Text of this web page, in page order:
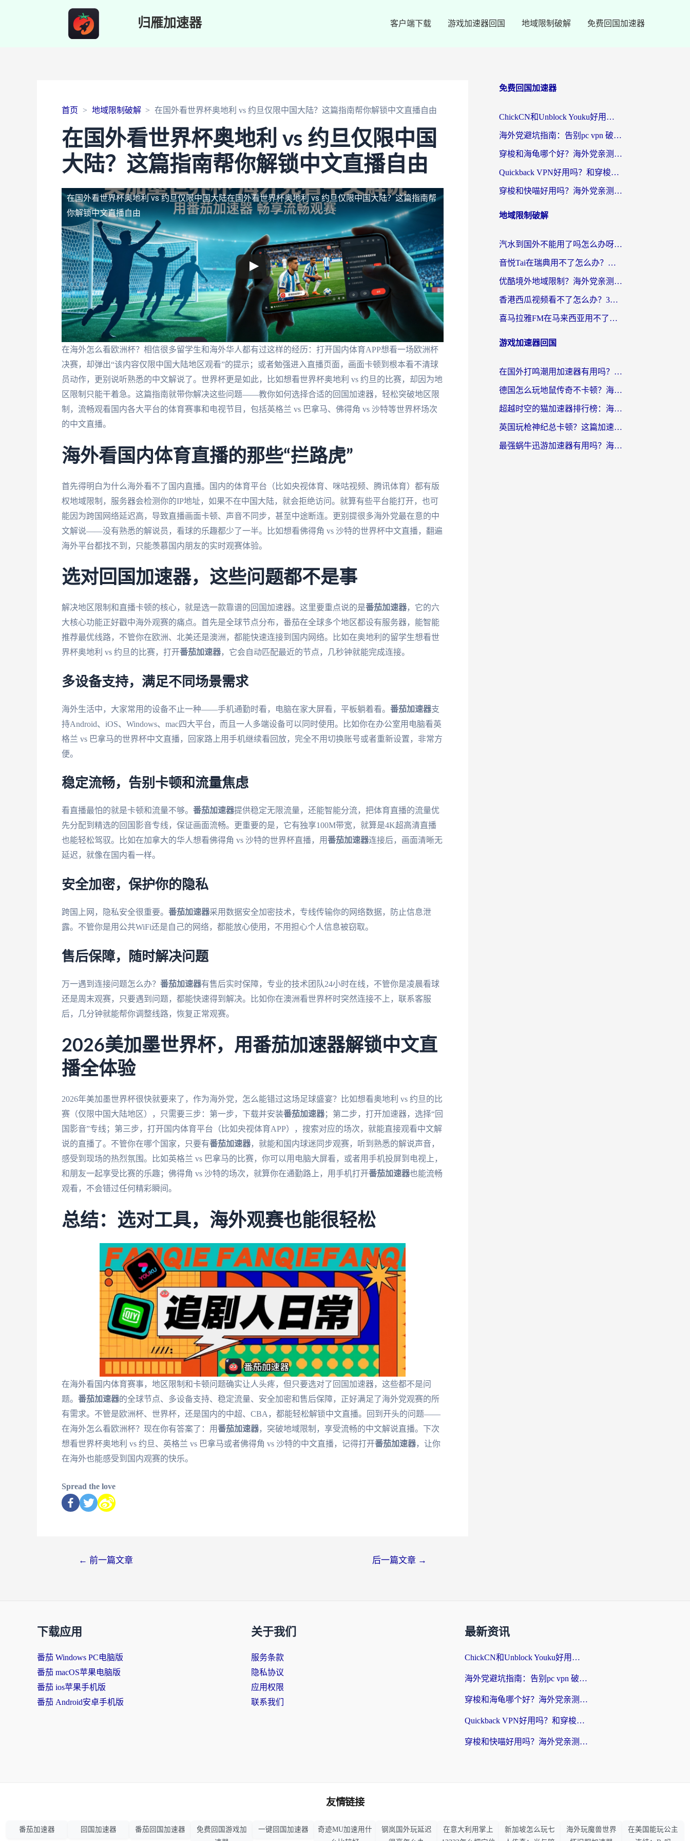
归雁加速器 客户端下载 游戏加速器回国 地域限制破解 免费回国加速器
首页 地域限制破解 在国外看世界杯奥地利 vs 约旦仅限中国大陆？这篇指南帮你解锁中文直播自由
在国外看世界杯奥地利 vs 约旦仅限中国
大陆？这篇指南帮你解锁中文直播自由
在国外看世界杯奥地利 vs 约旦仅限中国大陆在国外看世界杯奥地利 vs 约旦仅限中国大陆？这篇指南帮
你解锁中文直播自由
在海外怎么看欧洲杯？相信很多留学生和海外华人都有过这样的经历：打开国内体育APP想看一场欧洲杯
决赛，却弹出“该内容仅限中国大陆地区观看”的提示；或者勉强进入直播页面，画面卡顿到根本看不清球
员动作，更别说听熟悉的中文解说了。世界杯更是如此，比如想看世界杯奥地利 vs 约旦的比赛，却因为地
区限制只能干着急。这篇指南就带你解决这些问题——教你如何选择合适的回国加速器，轻松突破地区限
制，流畅观看国内各大平台的体育赛事和电视节目，包括英格兰 vs 巴拿马、佛得角 vs 沙特等世界杯场次
的中文直播。
海外看国内体育直播的那些“拦路虎”
首先得明白为什么海外看不了国内直播。国内的体育平台（比如央视体育、咪咕视频、腾讯体育）都有版
权地域限制，服务器会检测你的IP地址，如果不在中国大陆，就会拒绝访问。就算有些平台能打开，也可
能因为跨国网络延迟高，导致直播画面卡顿、声音不同步，甚至中途断连。更别提很多海外党最在意的中
文解说——没有熟悉的解说员，看球的乐趣都少了一半。比如想看佛得角 vs 沙特的世界杯中文直播，翻遍
海外平台都找不到，只能羡慕国内朋友的实时观赛体验。
选对回国加速器，这些问题都不是事
解决地区限制和直播卡顿的核心，就是选一款靠谱的回国加速器。这里要重点说的是番茄加速器，它的六
大核心功能正好戳中海外观赛的痛点。首先是全球节点分布，番茄在全球多个地区都设有服务器，能智能
推荐最优线路，不管你在欧洲、北美还是澳洲，都能快速连接到国内网络。比如在奥地利的留学生想看世
界杯奥地利 vs 约旦的比赛，打开番茄加速器，它会自动匹配最近的节点，几秒钟就能完成连接。
多设备支持，满足不同场景需求
海外生活中，大家常用的设备不止一种——手机通勤时看，电脑在家大屏看，平板躺着看。 番茄加速器支
持Android、iOS、Windows、mac四大平台，而且一人多端设备可以同时使用。比如你在办公室用电脑看英
格兰 vs 巴拿马的世界杯中文直播，回家路上用手机继续看回放，完全不用切换账号或者重新设置，非常方
便。
稳定流畅，告别卡顿和流量焦虑
看直播最怕的就是卡顿和流量不够。 番茄加速器提供稳定无限流量，还能智能分流，把体育直播的流量优
先分配到精选的回国影音专线，保证画面流畅。更重要的是，它有独享100M带宽，就算是4K超高清直播
也能轻松驾驭。比如在加拿大的华人想看佛得角 vs 沙特的世界杯直播，用番茄加速器连接后，画面清晰无
延迟，就像在国内看一样。
安全加密，保护你的隐私
跨国上网，隐私安全很重要。 番茄加速器采用数据安全加密技术，专线传输你的网络数据，防止信息泄
露。不管你是用公共WiFi还是自己的网络，都能放心使用，不用担心个人信息被窃取。
售后保障，随时解决问题
万一遇到连接问题怎么办？ 番茄加速器有售后实时保障，专业的技术团队24小时在线，不管你是凌晨看球
还是周末观赛，只要遇到问题，都能快速得到解决。比如你在澳洲看世界杯时突然连接不上，联系客服
后，几分钟就能帮你调整线路，恢复正常观赛。
2026美加墨世界杯，用番茄加速器解锁中文直
播全体验
2026年美加墨世界杯很快就要来了，作为海外党，怎么能错过这场足球盛宴？比如想看奥地利 vs 约旦的比
赛（仅限中国大陆地区），只需要三步：第一步，下载并安装番茄加速器；第二步，打开加速器，选择“回
国影音”专线；第三步，打开国内体育平台（比如央视体育APP），搜索对应的场次，就能直接观看中文解
说的直播了。不管你在哪个国家，只要有番茄加速器，就能和国内球迷同步观赛，听到熟悉的解说声音，
感受到现场的热烈氛围。比如英格兰 vs 巴拿马的比赛，你可以用电脑大屏看，或者用手机投屏到电视上，
和朋友一起享受比赛的乐趣；佛得角 vs 沙特的场次，就算你在通勤路上，用手机打开番茄加速器也能流畅
观看，不会错过任何精彩瞬间。
总结：选对工具，海外观赛也能很轻松
在海外看国内体育赛事，地区限制和卡顿问题确实让人头疼，但只要选对了回国加速器，这些都不是问
题。 番茄加速器的全球节点、多设备支持、稳定流量、安全加密和售后保障，正好满足了海外党观赛的所
有需求。不管是欧洲杯、世界杯，还是国内的中超、CBA，都能轻松解锁中文直播。回到开头的问题——
在海外怎么看欧洲杯？现在你有答案了：用番茄加速器，突破地域限制，享受流畅的中文解说直播。下次
想看世界杯奥地利 vs 约旦、英格兰 vs 巴拿马或者佛得角 vs 沙特的中文直播，记得打开番茄加速器，让你
在海外也能感受到国内观赛的快乐。
Spread the love
← 前一篇文章 后一篇文章 →
免费回国加速器
ChickCN和Unblock Youku好用吗？海外党亲测3款回国加速器，附iOS免费选择指南
海外党避坑指南：告别pc vpn 破解，选对回国加速器轻松访问国内资源
穿梭和海龟哪个好？海外党亲测回国加速器，附电脑免费VPN推荐
Quickback VPN好用吗？和穿梭VPN对比哪个回国效果更好？海外党必看的真实测评与选择指南
穿梭和快喵好用吗？海外党亲测3款回国加速器，附日本回国VPN避坑指南
地域限制破解
汽水到国外不能用了吗怎么办呀？海外党追剧看片的救星在这里！
音悦Tai在瑞典用不了怎么办？海外华人追剧听歌的实用指南
优酷境外地域限制？海外党亲测：这样看国内剧再也不卡（附3个实用场景解决）
香港西瓜视频看不了怎么办？3步解决海外追剧难题，附靠谱加速器推荐
喜马拉雅FM在马来西亚用不了怎么办？海外华人亲测有效的回国加速指南
游戏加速器回国
在国外打鸣潮用加速器有用吗？安全吗？海外玩家国服游戏加速全指南
德国怎么玩地鼠传奇不卡顿？海外党国服游戏加速全攻略（含战双EVE实用指南）
超越时空的猫加速器排行榜：海外党国服游戏不卡顿的终极选择指南
英国玩枪神纪总卡顿？这篇加速器选择指南帮你告别延迟（附实测推荐）
最强蜗牛迅游加速器有用吗？海外玩家国服游戏加速避坑指南（附德国玩忍者必须死3流星蝴蝶剑解决办法）
下载应用
番茄 Windows PC电脑版
番茄 macOS苹果电脑版
番茄 ios苹果手机版
番茄 Android安卓手机版
关于我们
服务条款
隐私协议
应用权限
联系我们
最新资讯
ChickCN和Unblock Youku好用吗？海外党亲测3款回国加速器，附iOS免费选择指南
海外党避坑指南：告别pc vpn 破解，选对回国加速器轻松访问国内资源
穿梭和海龟哪个好？海外党亲测回国加速器，附电脑免费VPN推荐
Quickback VPN好用吗？和穿梭VPN对比哪个回国效果更好？海外党必看的真实测评与选择指南
穿梭和快喵好用吗？海外党亲测3款回国加速器，附日本回国VPN避坑指南
友情链接
番茄加速器 回国加速器 番茄回国加速器
免费回国游戏加
一键回国加速器
奇迹MU加速用什
钢岚国外玩延迟
在意大利用掌上
新加坡怎么玩七
海外玩魔兽世界
在美国能玩公主